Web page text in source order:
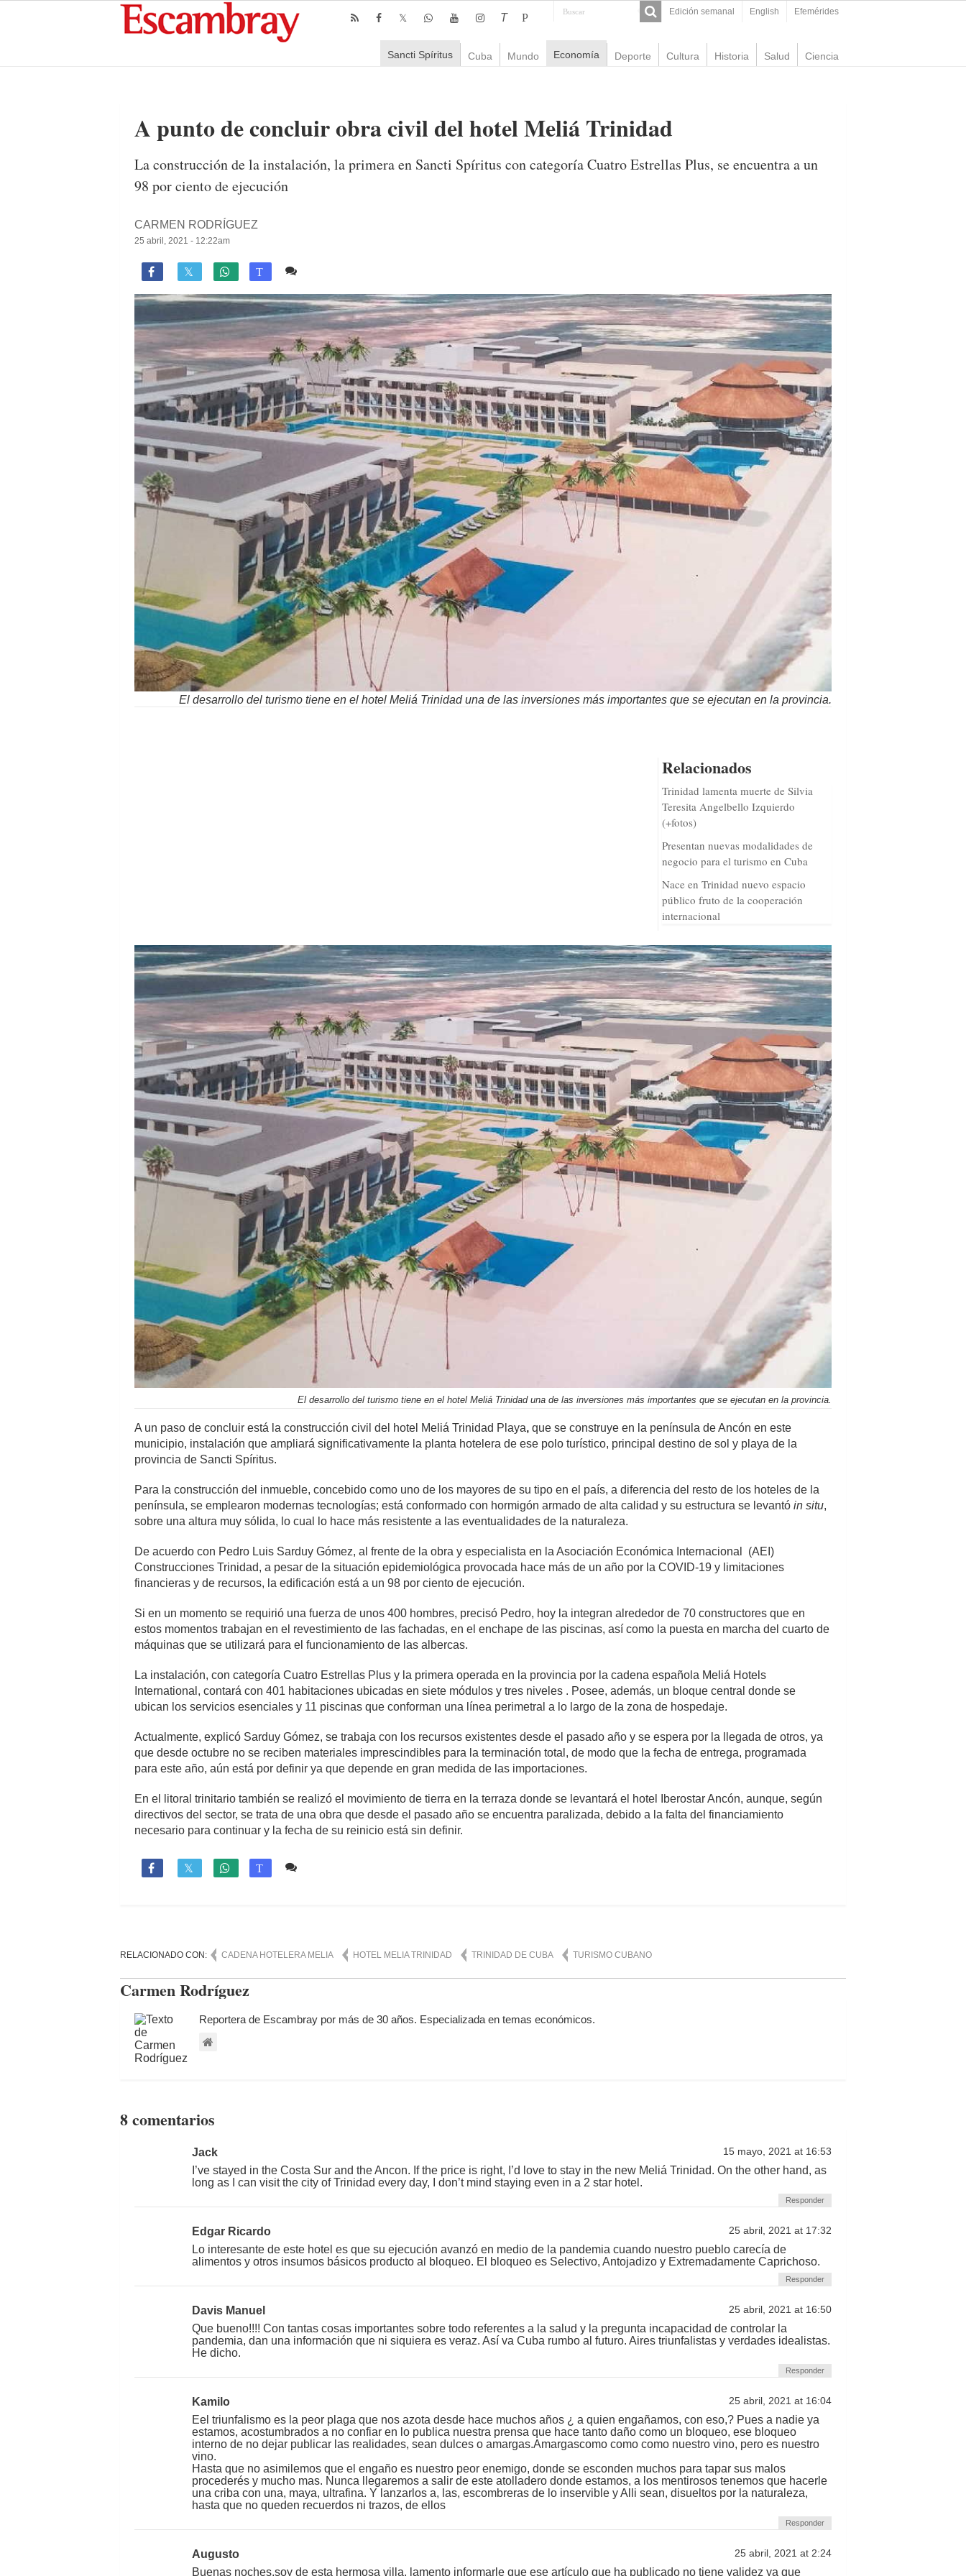
Edición semanal English Efemérides
T P
Sancti Spíritus Cuba Mundo Economía Deporte Cultura Historia Salud Ciencia
A punto de concluir obra civil del hotel Meliá Trinidad
La construcción de la instalación, la primera en Sancti Spíritus con categoría Cuatro Estrellas Plus, se encuentra a un
98 por ciento de ejecución
CARMEN RODRÍGUEZ
25 abril, 2021 - 12:22am
 T
El desarrollo del turismo tiene en el hotel Meliá Trinidad una de las inversiones más importantes que se ejecutan en la provincia.
Relacionados
Trinidad lamenta muerte de Silvia
Teresita Angelbello Izquierdo
(+fotos)
Presentan nuevas modalidades de
negocio para el turismo en Cuba
Nace en Trinidad nuevo espacio
público fruto de la cooperación
internacional
El desarrollo del turismo tiene en el hotel Meliá Trinidad una de las inversiones más importantes que se ejecutan en la provincia.
A un paso de concluir está la construcción civil del hotel Meliá Trinidad Playa, que se construye en la península de Ancón en este
municipio, instalación que ampliará significativamente la planta hotelera de ese polo turístico, principal destino de sol y playa de la
provincia de Sancti Spíritus.
Para la construcción del inmueble, concebido como uno de los mayores de su tipo en el país, a diferencia del resto de los hoteles de la
península, se emplearon modernas tecnologías; está conformado con hormigón armado de alta calidad y su estructura se levantó in situ,
sobre una altura muy sólida, lo cual lo hace más resistente a las eventualidades de la naturaleza.
De acuerdo con Pedro Luis Sarduy Gómez, al frente de la obra y especialista en la Asociación Económica Internacional (AEI)
Construcciones Trinidad, a pesar de la situación epidemiológica provocada hace más de un año por la COVID-19 y limitaciones
financieras y de recursos, la edificación está a un 98 por ciento de ejecución.
Si en un momento se requirió una fuerza de unos 400 hombres, precisó Pedro, hoy la integran alrededor de 70 constructores que en
estos momentos trabajan en el revestimiento de las fachadas, en el enchape de las piscinas, así como la puesta en marcha del cuarto de
máquinas que se utilizará para el funcionamiento de las albercas.
La instalación, con categoría Cuatro Estrellas Plus y la primera operada en la provincia por la cadena española Meliá Hotels
International, contará con 401 habitaciones ubicadas en siete módulos y tres niveles . Posee, además, un bloque central donde se
ubican los servicios esenciales y 11 piscinas que conforman una línea perimetral a lo largo de la zona de hospedaje.
Actualmente, explicó Sarduy Gómez, se trabaja con los recursos existentes desde el pasado año y se espera por la llegada de otros, ya
que desde octubre no se reciben materiales imprescindibles para la terminación total, de modo que la fecha de entrega, programada
para este año, aún está por definir ya que depende en gran medida de las importaciones.
En el litoral trinitario también se realizó el movimiento de tierra en la terraza donde se levantará el hotel Iberostar Ancón, aunque, según
directivos del sector, se trata de una obra que desde el pasado año se encuentra paralizada, debido a la falta del financiamiento
necesario para continuar y la fecha de su reinicio está sin definir.
 T
RELACIONADO CON: CADENA HOTELERA MELIA HOTEL MELIA TRINIDAD TRINIDAD DE CUBA TURISMO CUBANO
Carmen Rodríguez
Reportera de Escambray por más de 30 años. Especializada en temas económicos.
8 comentarios
Jack 15 mayo, 2021 at 16:53
I’ve stayed in the Costa Sur and the Ancon. If the price is right, I’d love to stay in the new Meliá Trinidad. On the other hand, as
long as I can visit the city of Trinidad every day, I don’t mind staying even in a 2 star hotel.
Responder
Edgar Ricardo 25 abril, 2021 at 17:32
Lo interesante de este hotel es que su ejecución avanzó en medio de la pandemia cuando nuestro pueblo carecía de
alimentos y otros insumos básicos producto al bloqueo. El bloqueo es Selectivo, Antojadizo y Extremadamente Caprichoso.
Responder
Davis Manuel 25 abril, 2021 at 16:50
Que bueno!!!! Con tantas cosas importantes sobre todo referentes a la salud y la pregunta incapacidad de controlar la
pandemia, dan una información que ni siquiera es veraz. Así va Cuba rumbo al futuro. Aires triunfalistas y verdades idealistas.
He dicho.
Responder
Kamilo 25 abril, 2021 at 16:04
Eel triunfalismo es la peor plaga que nos azota desde hace muchos años ¿ a quien engañamos, con eso,? Pues a nadie ya
estamos, acostumbrados a no confiar en lo publica nuestra prensa que hace tanto daño como un bloqueo, ese bloqueo
interno de no dejar publicar las realidades, sean dulces o amargas.Amargascomo como como nuestro vino, pero es nuestro
vino.
Hasta que no asimilemos que el engaño es nuestro peor enemigo, donde se esconden muchos para tapar sus malos
procederés y mucho mas. Nunca llegaremos a salir de este atolladero donde estamos, a los mentirosos tenemos que hacerle
una criba con una, maya, ultrafina. Y lanzarlos a, las, escombreras de lo inservible y Alli sean, disueltos por la naturaleza,
hasta que no queden recuerdos ni trazos, de ellos
Responder
Augusto 25 abril, 2021 at 2:24
Buenas noches,soy de esta hermosa villa, lamento informarle que ese artículo que ha publicado no tiene validez ya que